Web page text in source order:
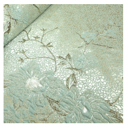
5.100,00 RSD.